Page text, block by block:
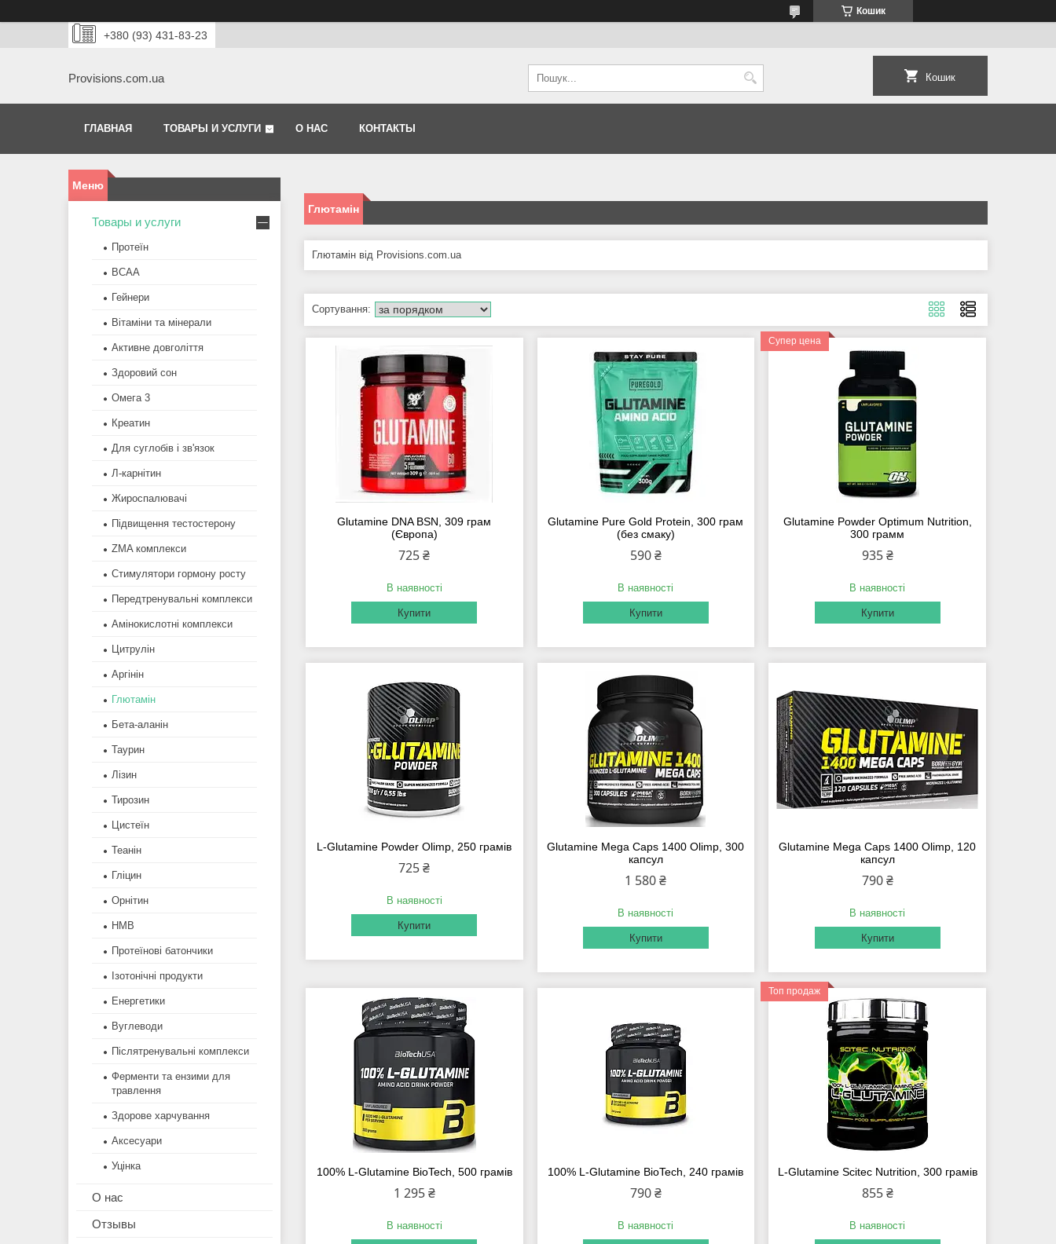
Кошик
+380 (93) 431-83-23
Provisions.com.ua Кошик
ГЛАВНАЯ ТОВАРЫ И УСЛУГИ О НАС КОНТАКТЫ
Глютамін
Глютамін від Provisions.com.ua
Glutamine DNA BSN, 309 грам
(Європа)
725 ₴
В наявності
Купити
Glutamine Pure Gold Protein, 300 грам
(без смаку)
590 ₴
В наявності
Купити
Супер цена
Glutamine Powder Optimum Nutrition,
300 грамм
935 ₴
В наявності
Купити
L-Glutamine Powder Olimp, 250 грамів
725 ₴
В наявності
Купити
Glutamine Mega Caps 1400 Olimp, 300
капсул
1 580 ₴
В наявності
Купити
Glutamine Mega Caps 1400 Olimp, 120
капсул
790 ₴
В наявності
Купити
100% L-Glutamine BioTech, 500 грамів
1 295 ₴
В наявності
100% L-Glutamine BioTech, 240 грамів
790 ₴
В наявності
Топ продаж
L-Glutamine Scitec Nutrition, 300 грамів
855 ₴
В наявності
Товары и услуги
Протеїн
BCAA
Гейнери
Вітаміни та мінерали
Активне довголіття
Здоровий сон
Омега 3
Креатин
Для суглобів і зв'язок
Л-карнітин
Жироспалювачі
Підвищення тестостерону
ZMA комплекси
Стимулятори гормону росту
Передтренувальні комплекси
Амінокислотні комплекси
Цитрулін
Аргінін
Глютамін
Бета-аланін
Таурин
Лізин
Тирозин
Цистеїн
Теанін
Гліцин
Орнітин
HMB
Протеїнові батончики
Ізотонічні продукти
Енергетики
Вуглеводи
Післятренувальні комплекси
Ферменти та ензими для
травлення
Здорове харчування
Аксесуари
Уцінка
О нас
Отзывы